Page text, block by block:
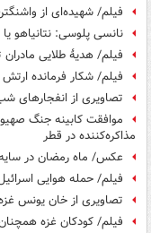
فیلم/ شهیده‌ای از
نانسی پلوسی: نتانیاهو
فیلم/ هدیۀ طلایی مادران
فیلم/ شکار فرمانده ارتش
تصاویری از
موافقت کابینه جنگ
مذاکره‌کننده در قطر
عکس/ ماه رمضان در
فیلم/ حمله هوایی
تصاویری از خان یونس
فیلم/ کودکان غزه